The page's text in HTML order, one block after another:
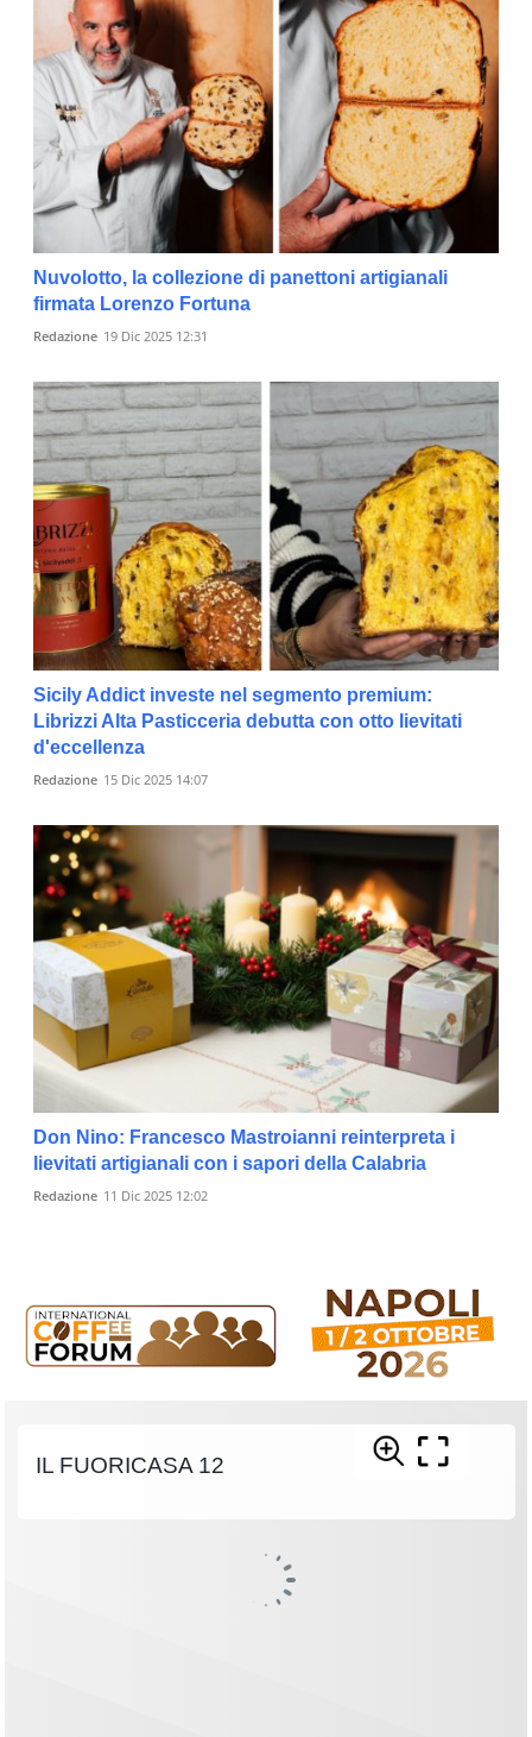
Nuvolotto, la collezione di panettoni artigianali
firmata Lorenzo Fortuna
Redazione 19 Dic 2025 12:31
Sicily Addict investe nel segmento premium:
Librizzi Alta Pasticceria debutta con otto lievitati
d'eccellenza
Redazione 15 Dic 2025 14:07
Don Nino: Francesco Mastroianni reinterpreta i
lievitati artigianali con i sapori della Calabria
Redazione 11 Dic 2025 12:02